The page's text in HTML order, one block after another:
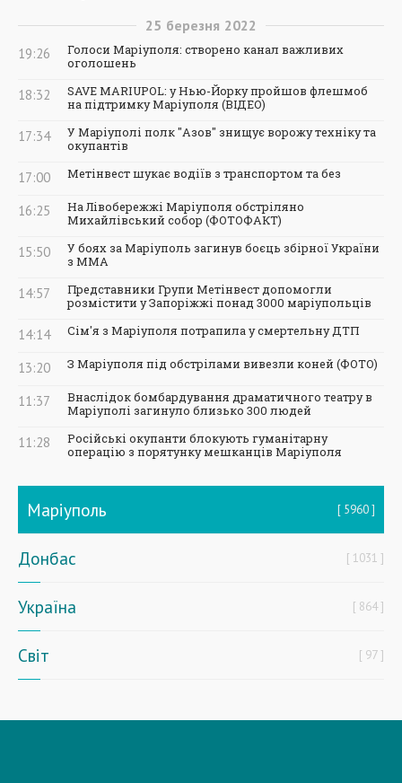
25 березня 2022
19:26
Голоси Маріуполя: створено канал важливих
оголошень
18:32
SAVE MARIUPOL: у Нью-Йорку пройшов флешмоб
на підтримку Маріуполя (ВІДЕО)
17:34
У Маріуполі полк "Азов" знищує ворожу техніку та
окупантів
17:00 Метінвест шукає водіїв з транспортом та без
16:25
На Лівобережжі Маріуполя обстріляно
Михайлівський собор (ФОТОФАКТ)
15:50
У боях за Маріуполь загинув боєць збірної України
з ММА
14:57
Представники Групи Метінвест допомогли
розмістити у Запоріжжі понад 3000 маріупольців
14:14 Сім'я з Маріуполя потрапила у смертельну ДТП
13:20 З Маріуполя під обстрілами вивезли коней (ФОТО)
11:37
Внаслідок бомбардування драматичного театру в
Маріуполі загинуло близько 300 людей
11:28
Російські окупанти блокують гуманітарну
операцію з порятунку мешканців Маріуполя
Маріуполь 5960
Донбас 1031
Україна 864
Світ 97